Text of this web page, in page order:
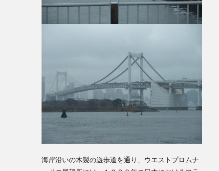
海岸沿いの木製の遊歩道を通り、ウエストプロムナ